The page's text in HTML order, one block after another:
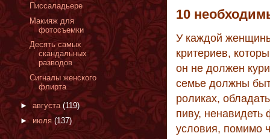
10
У каждой
критериев,
он не должен
семье должны
роликах,
пиву, ненавидеть
условия, помимо
Писсаладьере
Макияж для
фотосъемки
Десять самых
скандальных
разводов
Сигналы женского
флирта
► августа (119)
►июля(137)